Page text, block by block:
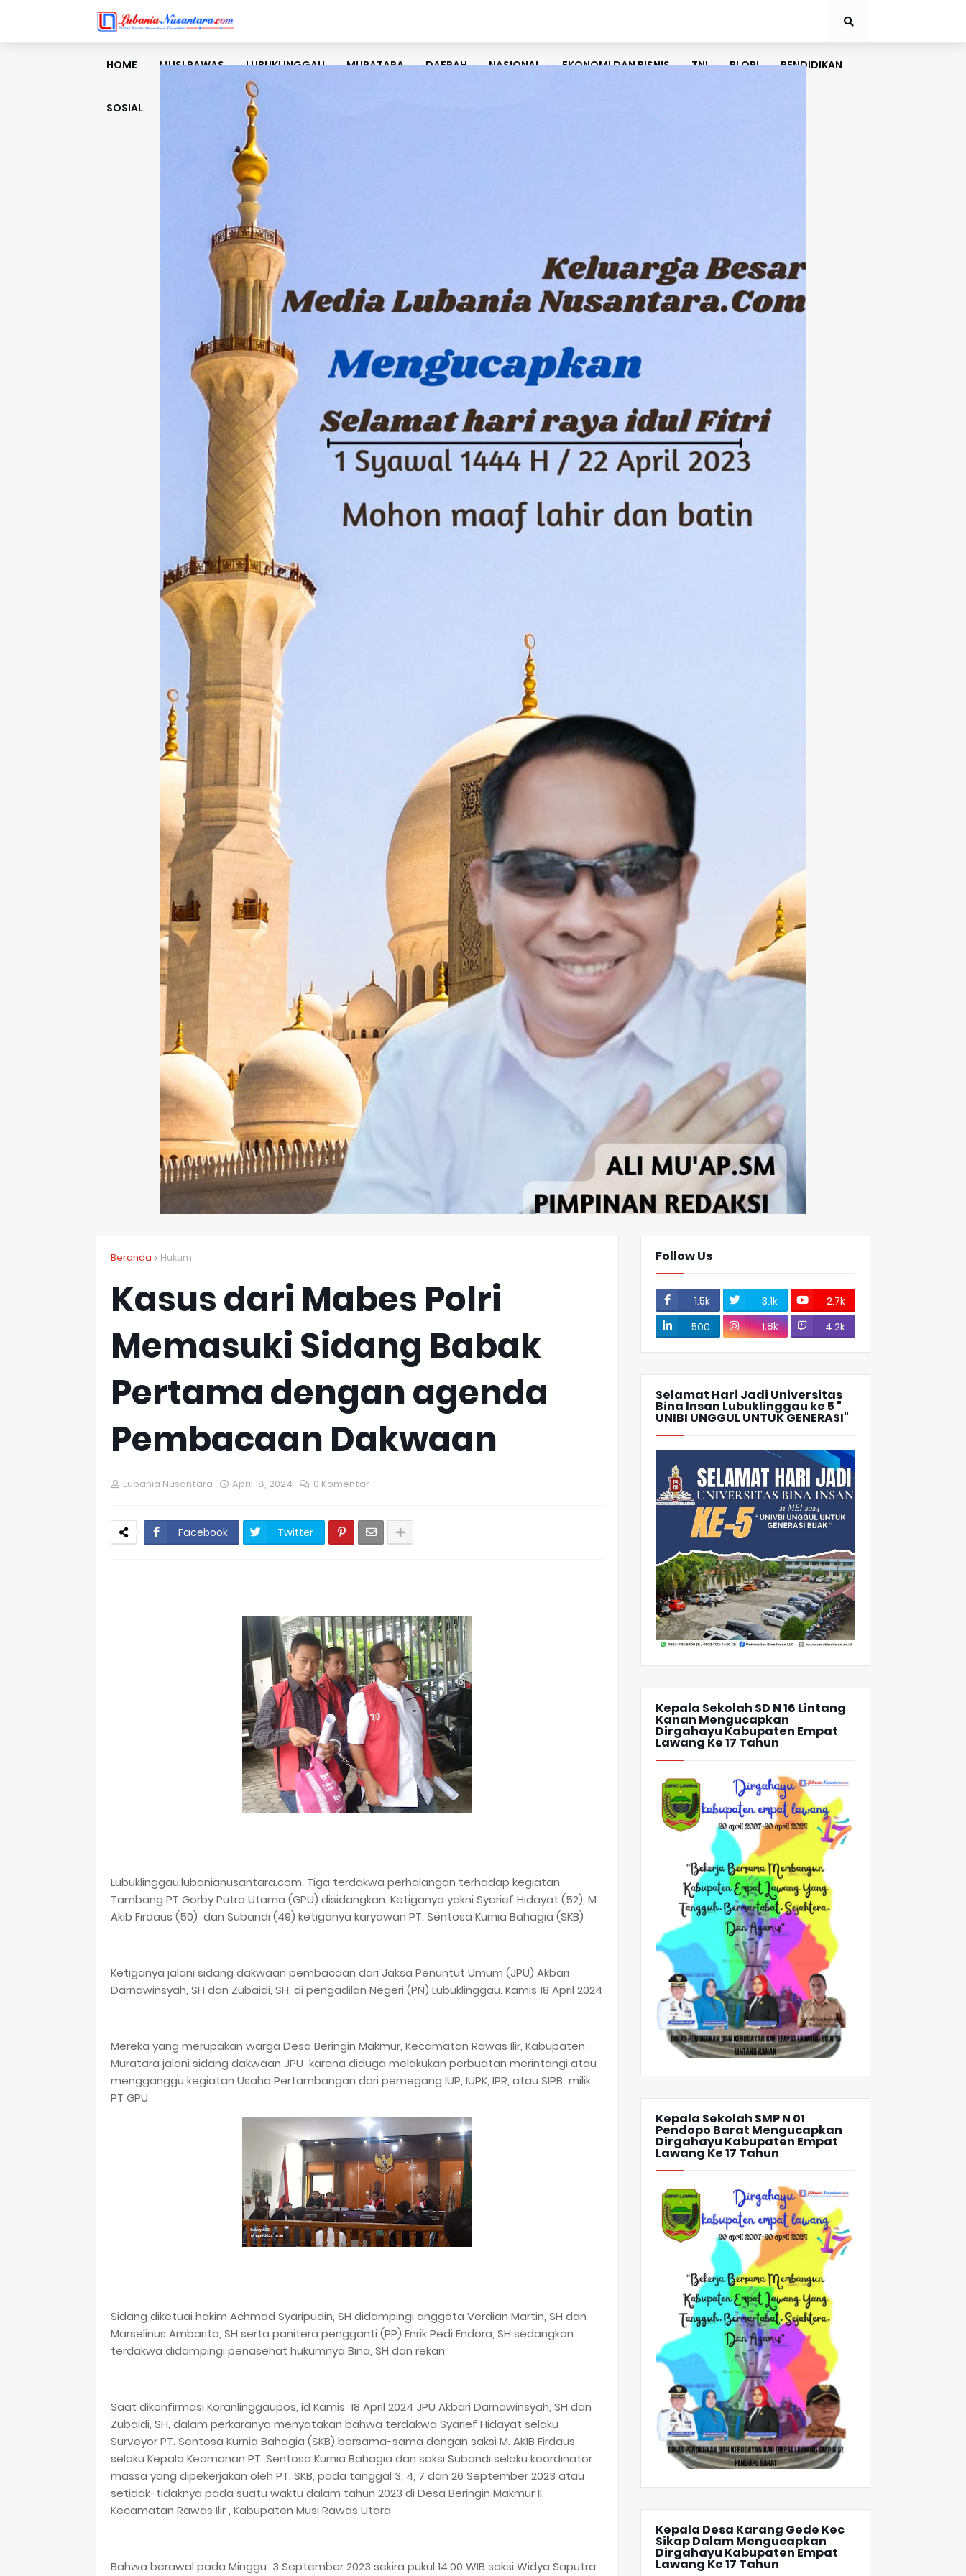
HOME MUSI RAWAS LUBUKLINGGAU MURATARA DAERAH NASIONAL EKONOMI DAN BISNIS TNI PLORI PENDIDIKAN
SOSIAL
Beranda Hukum
Kasus dari Mabes Polri
Memasuki Sidang Babak
Pertama dengan agenda
Pembacaan Dakwaan
Lubania Nusantara April 18, 2024 0 Komentar
Facebook Twitter
Lubuklinggau,lubanianusantara.com. Tiga terdakwa perhalangan terhadap kegiatan
Tambang PT Gorby Putra Utama (GPU) disidangkan. Ketiganya yakni Syarief Hidayat (52), M.
Akib Firdaus (50) dan Subandi (49) ketiganya karyawan PT. Sentosa Kurnia Bahagia (SKB)
Ketiganya jalani sidang dakwaan pembacaan dari Jaksa Penuntut Umum (JPU) Akbari
Darnawinsyah, SH dan Zubaidi, SH, di pengadilan Negeri (PN) Lubuklinggau. Kamis 18 April 2024
Mereka yang merupakan warga Desa Beringin Makmur, Kecamatan Rawas Ilir, Kabupaten
Muratara jalani sidang dakwaan JPU karena diduga melakukan perbuatan merintangi atau
mengganggu kegiatan Usaha Pertambangan dari pemegang IUP, IUPK, IPR, atau SIPB milik
PT GPU
Sidang diketuai hakim Achmad Syaripudin, SH didampingi anggota Verdian Martin, SH dan
Marselinus Ambarita, SH serta panitera pengganti (PP) Enrik Pedi Endora, SH sedangkan
terdakwa didampingi penasehat hukumnya Bina, SH dan rekan
Saat dikonfirmasi Koranlinggaupos, id Kamis 18 April 2024 JPU Akbari Darnawinsyah, SH dan
Zubaidi, SH, dalam perkaranya menyatakan bahwa terdakwa Syarief Hidayat selaku
Surveyor PT. Sentosa Kurnia Bahagia (SKB) bersama-sama dengan saksi M. AKIB Firdaus
selaku Kepala Keamanan PT. Sentosa Kurnia Bahagia dan saksi Subandi selaku koordinator
massa yang dipekerjakan oleh PT. SKB, pada tanggal 3, 4, 7 dan 26 September 2023 atau
setidak-tidaknya pada suatu waktu dalam tahun 2023 di Desa Beringin Makmur II,
Kecamatan Rawas Ilir , Kabupaten Musi Rawas Utara
Bahwa berawal pada Minggu 3 September 2023 sekira pukul 14.00 WIB saksi Widya Saputra
Follow Us
1.5k 3.1k
2.7k
500
1.8k 4.2k
Selamat Hari Jadi Universitas
Bina Insan Lubuklinggau ke 5 "
UNIBI UNGGUL UNTUK GENERASI"
Kepala Sekolah SD N 16 Lintang
Kanan Mengucapkan
Dirgahayu Kabupaten Empat
Lawang Ke 17 Tahun
Kepala Sekolah SMP N 01
Pendopo Barat Mengucapkan
Dirgahayu Kabupaten Empat
Lawang Ke 17 Tahun
Kepala Desa Karang Gede Kec
Sikap Dalam Mengucapkan
Dirgahayu Kabupaten Empat
Lawang Ke 17 Tahun